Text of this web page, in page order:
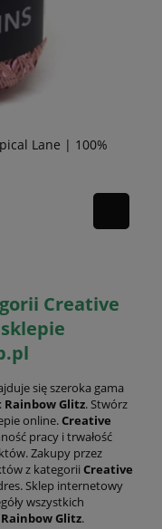
Lane | 100%
Creative
się szeroka gama
Glitz. Stwórz
online.Creative
pracy i trwałość
Zakupy przez
z kategorii Creative
Sklep internetowy
wszystkich
Glitz.